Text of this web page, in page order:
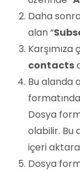
Daha
alan “
Karşımıza
contacts
Bu alanda
Dosya
olabilir. Bu
içeri
Dosya